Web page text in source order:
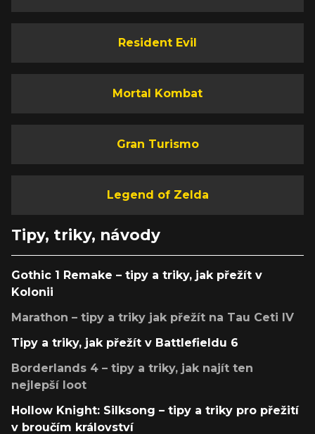
Resident Evil
Mortal Kombat
Gran Turismo
Legend of Zelda
Tipy, triky, návody
Gothic 1 Remake – tipy a triky, jak přežít v
Kolonii
Marathon – tipy a triky jak přežít na Tau Ceti IV
Tipy a triky, jak přežít v Battlefieldu 6
Borderlands 4 – tipy a triky, jak najít ten
nejlepší loot
Hollow Knight: Silksong – tipy a triky pro přežití
v broučím království